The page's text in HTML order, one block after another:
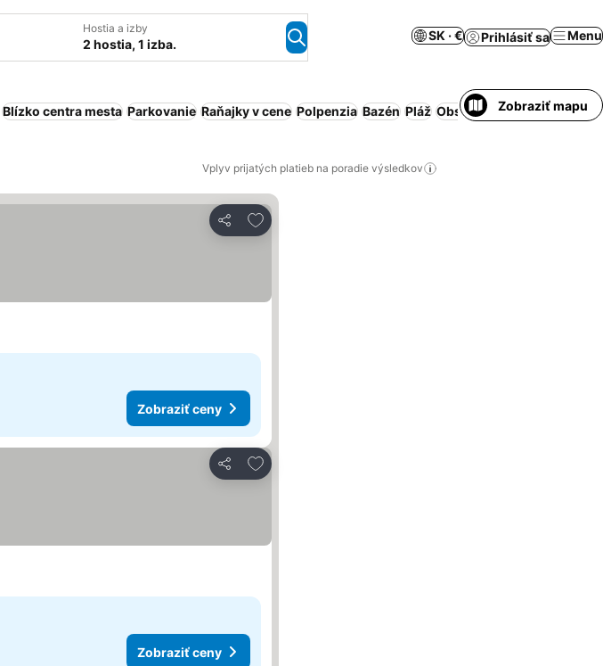
Hostia a izby
2 hostia, 1 izba.
SK · € Prihlásiť sa Menu
Blízko centra mesta Parkovanie Raňajky v cene Polpenzia Bazén Pláž Obsluhovaný apartmán
Zobraziť mapu
Vplyv prijatých platieb na poradie výsledkov
Zdieľať
Pridať do obľúbených
Zobraziť ceny
Zdieľať
Pridať do obľúbených
Zobraziť ceny